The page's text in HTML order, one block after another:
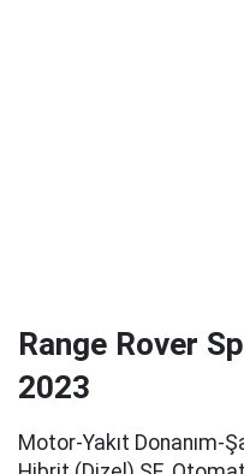
Range Rover
2023
Motor-Yakıt Donanım-